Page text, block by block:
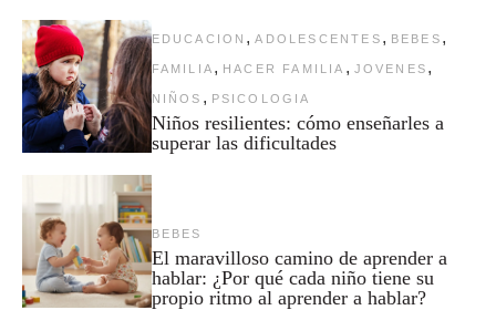
EDUCACION , ADOLESCENTES , BEBES ,
FAMILIA , HACER FAMILIA , JOVENES ,
NIÑOS , PSICOLOGIA
Niños resilientes: cómo enseñarles a
superar las dificultades
BEBES
El maravilloso camino de aprender a
hablar: ¿Por qué cada niño tiene su
propio ritmo al aprender a hablar?